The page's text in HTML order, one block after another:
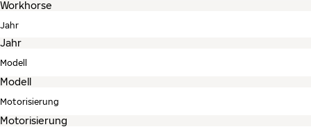
Jahr
Modell
Motorisierung